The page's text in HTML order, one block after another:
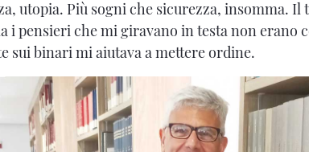
utopia. Più sogni che sicurezza, insomma.
i pensieri che mi giravano in testa non erano
sui binari mi aiutava a mettere ordine.